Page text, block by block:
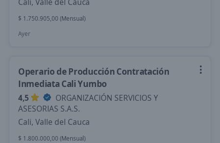
$ 1.750.905,00 (Mensual)
Ayer
Operario de Producción Contratación
Inmediata Cali Yumbo
4,5
ORGANIZACIÓN SERVICIOS Y
ASESORIAS S.A.S.
Cali, Valle del Cauca
$ 1.800.000,00 (Mensual)